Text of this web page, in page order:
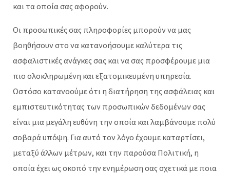
και τα οποία σας αφορούν.
Οι προσωπικές σας πληροφορίες μπορούν να μας
βοηθήσουν στο να κατανοήσουμε καλύτερα τις
ασφαλιστικές ανάγκες σας και να σας προσφέρουμε μια
πιο ολοκληρωμένη και εξατομικευμένη υπηρεσία.
Ωστόσο κατανοούμε ότι η διατήρηση της ασφάλειας και
εμπιστευτικότητας των προσωπικών δεδομένων σας
είναι μια μεγάλη ευθύνη την οποία και λαμβάνουμε πολύ
σοβαρά υπόψη. Για αυτό τον λόγο έχουμε καταρτίσει,
μεταξύ άλλων μέτρων, και την παρούσα Πολιτική, η
οποία έχει ως σκοπό την ενημέρωση σας σχετικά με ποια